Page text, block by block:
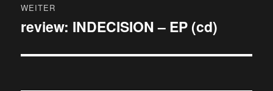
WEITER
Nächster
review: INDECISION – EP (cd)